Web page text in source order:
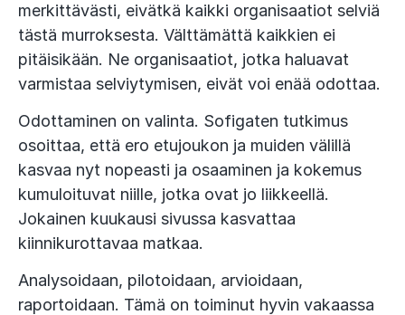
merkittävästi, eivätkä kaikki organisaatiot selviä
tästä murroksesta. Välttämättä kaikkien ei
pitäisikään. Ne organisaatiot, jotka haluavat
varmistaa selviytymisen, eivät voi enää odottaa.
Odottaminen on valinta. Sofigaten tutkimus
osoittaa, että ero etujoukon ja muiden välillä
kasvaa nyt nopeasti ja osaaminen ja kokemus
kumuloituvat niille, jotka ovat jo liikkeellä.
Jokainen kuukausi sivussa kasvattaa
kiinnikurottavaa matkaa.
Analysoidaan, pilotoidaan, arvioidaan,
raportoidaan. Tämä on toiminut hyvin vakaassa